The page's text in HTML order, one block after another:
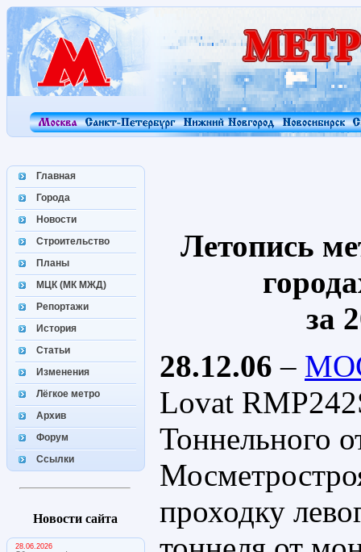
Главная
Города
Новости
Строительство
Планы
МЦК (МК МЖД)
Репортажи
История
Статьи
Изменения
Лёгкое метро
Архив
Форум
Ссылки
Новости сайта
28.06.2026
Летопись
за
28.12.06 –
Lovat
Тоннельного
проходку